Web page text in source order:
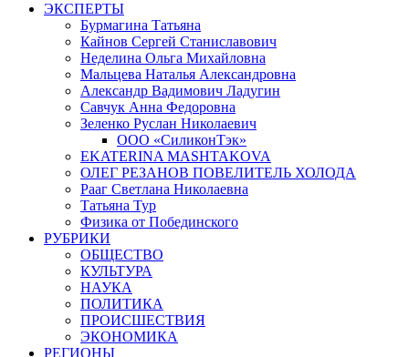
ЭКСПЕРТЫ
Бурмагина Татьяна
Кайнов Сергей Станиславович
Неделина Ольга Михайловна
Мальцева Наталья Александровна
Александр Вадимович Ладугин
Савчук Анна Федоровна
Зеленко Руслан Николаевич
ООО «СиликонТэк»
EKATERINA MASHTAKOVA
ОЛЕГ РЕЗАНОВ ПОВЕЛИТЕЛЬ ХОЛОДА
Рааг Светлана Николаевна
Татьяна Тур
Физика от Побединского
РУБРИКИ
ОБЩЕСТВО
КУЛЬТУРА
НАУКА
ПОЛИТИКА
ПРОИСШЕСТВИЯ
ЭКОНОМИКА
РЕГИОНЫ